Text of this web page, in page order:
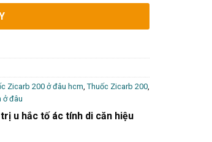
Zicarb 200 ở đâu hcm Thuốc Zicarb 200
ở đâu
u hắc tố ác tính di căn hiệu